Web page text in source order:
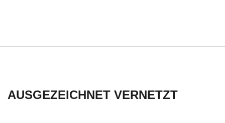
AUSGEZEICHNET VERNETZT